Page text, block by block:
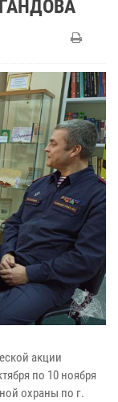
акции
по 10 ноября
охраны по г.